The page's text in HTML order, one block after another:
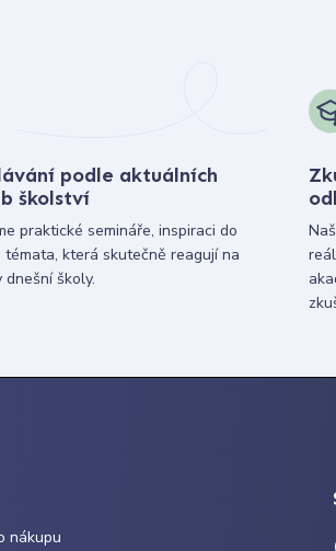
podle aktuálních
školství
praktické semináře, inspiraci do
témata, která skutečně reagují na
dnešní školy.
nákupu